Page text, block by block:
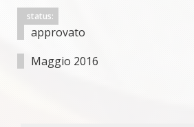
status:
approvato
Maggio 2016